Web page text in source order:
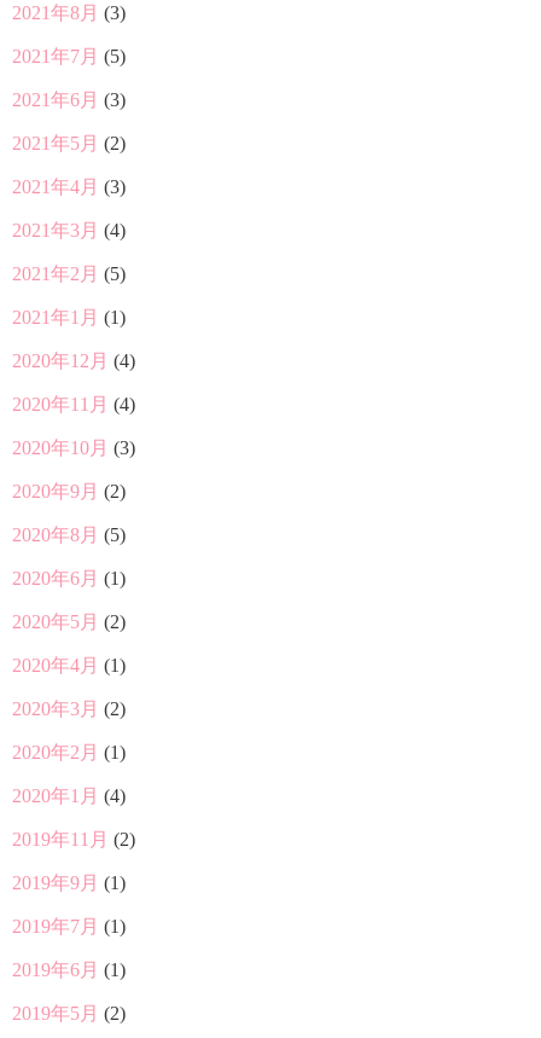
2021年8月 (3)
2021年7月 (5)
2021年6月 (3)
2021年5月 (2)
2021年4月 (3)
2021年3月 (4)
2021年2月 (5)
2021年1月 (1)
2020年12月 (4)
2020年11月 (4)
2020年10月 (3)
2020年9月 (2)
2020年8月 (5)
2020年6月 (1)
2020年5月 (2)
2020年4月 (1)
2020年3月 (2)
2020年2月 (1)
2020年1月 (4)
2019年11月 (2)
2019年9月 (1)
2019年7月 (1)
2019年6月 (1)
2019年5月 (2)